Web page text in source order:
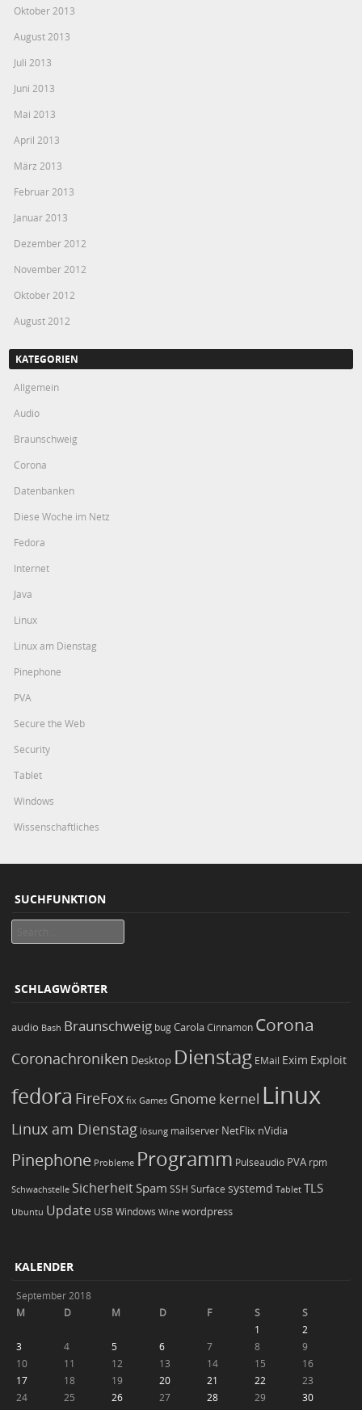
Oktober 2013
August 2013
Juli 2013
Juni 2013
Mai 2013
April 2013
März 2013
Februar 2013
Januar 2013
Dezember 2012
November 2012
Oktober 2012
August 2012
KATEGORIEN
Allgemein
Audio
Braunschweig
Corona
Datenbanken
Diese Woche im Netz
Fedora
Internet
Java
Linux
Linux am Dienstag
Pinephone
PVA
Secure the Web
Security
Tablet
Windows
Wissenschaftliches
SUCHFUNKTION
SCHLAGWÖRTER
audio Bash Braunschweig bugCarola Cinnamon Corona
Coronachroniken Desktop Dienstag EMail Exim Exploit
fedora FireFox fix Games Gnome kernel Linux
Linux am Dienstag lösung mailserver NetFlix nVidia
Pinephone Probleme Programm Pulseaudio PVA rpm
Schwachstelle Sicherheit Spam SSH Surface systemd Tablet TLS
Ubuntu Update USB Windows Wine wordpress
KALENDER
September 2018
M
D M D F S
S
1
2
3
4 5 6 7 8
9
10
11 12 13 14 15
16
17
18 19 20 21 22
23
24
25 26 27 28 29 30